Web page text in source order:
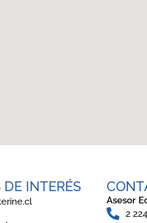
INTERÉS
Asesor
2